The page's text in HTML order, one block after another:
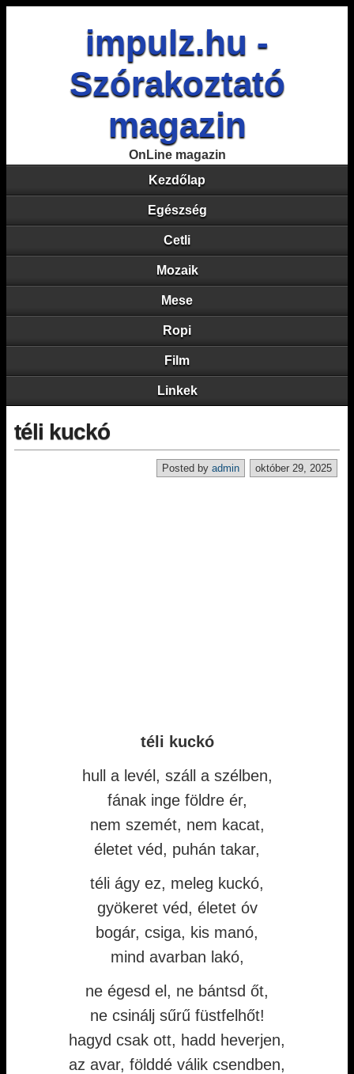
impulz.hu -
Szórakoztató
magazin
OnLine magazin
Kezdőlap
Egészség
Cetli
Mozaik
Mese
Ropi
Film
Linkek
téli kuckó
október 29, 2025
Posted by admin
téli kuckó
hull a levél, száll a szélben,
fának inge földre ér,
nem szemét, nem kacat,
életet véd, puhán takar,
téli ágy ez, meleg kuckó,
gyökeret véd, életet óv
bogár, csiga, kis manó,
mind avarban lakó,
ne égesd el, ne bántsd őt,
ne csinálj sűrű füstfelhőt!
hagyd csak ott, hadd heverjen,
az avar, földdé válik csendben,